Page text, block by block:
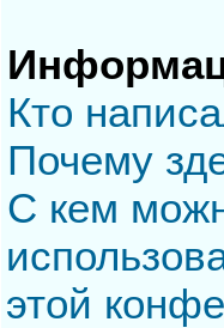
Кто
Почему
С кем
этой